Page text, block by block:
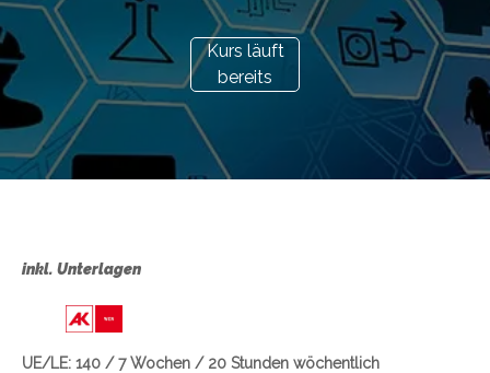
Kurs läuft
bereits
inkl. Unterlagen
UE/LE: 140 / 7 Wochen / 20 Stunden wöchentlich